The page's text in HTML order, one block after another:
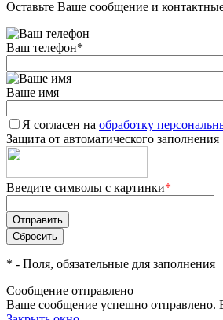
Оставьте Ваше сообщение и
Ваш телефон*
Ваше имя
Я согласен на обработку
Защита от автоматического заполнения
Введите символы с картинки*
* - Поля, обязательные для заполнения
Сообщение отправлено
Ваше сообщение успешно отправлено.